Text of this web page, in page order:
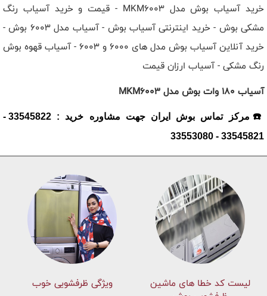
خرید آسیاب بوش مدل MKM6003 - قیمت و خرید آسیاب رنگ
مشکی بوش - خرید اینترنتی آسیاب بوش - آسیاب مدل 6003 بوش -
خرید آنلاین آسیاب بوش مدل های 6000 و 6003 - آسیاب قهوه بوش
رنگ مشکی - آسیاب ارزان قیمت
آسیاب 180 وات بوش مدل MKM6003
☎️مرکز تماس بوش ایران جهت مشاوره خرید : 33545822 -
33545821 - 33553080
لیست کد خطا های ماشين
ویژگی ظرفشویی خوب